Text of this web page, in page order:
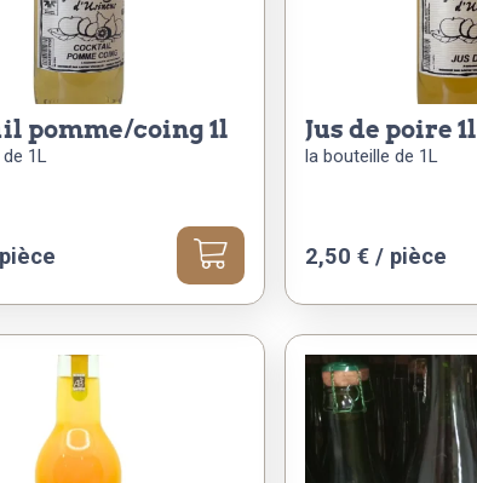
pomme/coing 1l
1L
jus de poire 1l
la bouteille de 1L
2,50 €/ pièce